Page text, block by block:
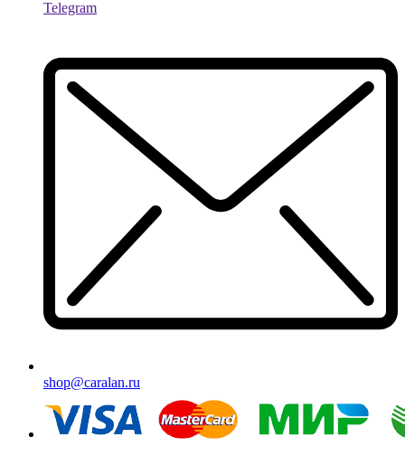
Telegram
shop@caralan.ru